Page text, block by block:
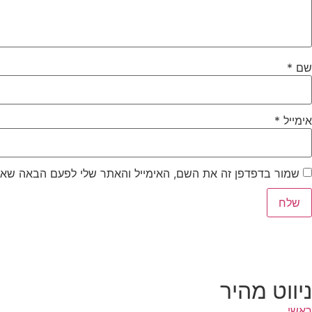
שם *
אימייל *
שמור בדפדפן זה את השם, האימייל והאתר שלי לפעם הבאה
ניווט מהיר